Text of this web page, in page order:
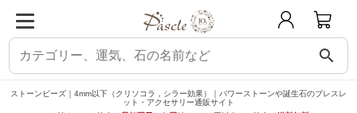
search
ストーンビーズ｜4mm以下（クリソコラ，シラー効果）｜パワーストーンや誕生石のブレスレ
ット・アクセサリー通販サイト